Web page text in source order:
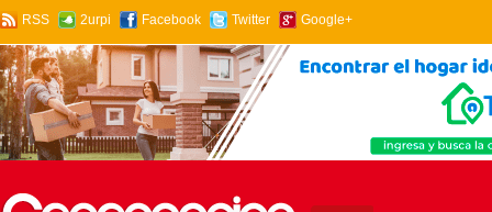
RSS 2urpi Facebook Twitter Google+